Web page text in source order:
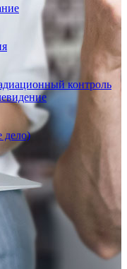
контроль
дело)